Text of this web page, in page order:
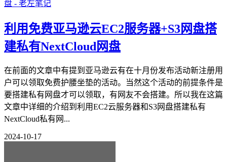
利用免费亚马逊云EC2服务器+S3网盘搭
建私有NextCloud网盘
在前面的文章中有提到亚马逊云有在十月份发布活动新注册用
户可以领取免费护腰坐垫的活动。当然这个活动的前提条件是
要搭建私有网盘才可以领取，有网友不会搭建。所以我在这篇
文章中详细的介绍到利用EC2云服务器和S3网盘搭建私有
NextCloud私有网...
2024-10-17